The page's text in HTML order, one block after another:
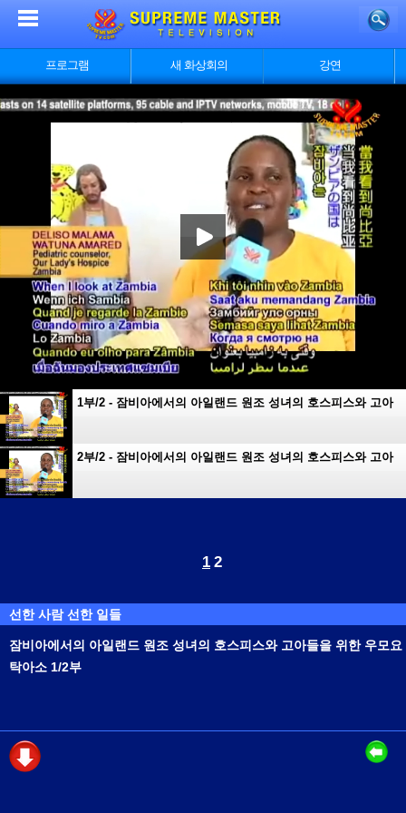
프로그램 새 화상회의 강연
1부/2 - 잠비아에서의 아일랜드 원조 성녀의 호스피스와 고아
2부/2 - 잠비아에서의 아일랜드 원조 성녀의 호스피스와 고아
1 2
선한 사람 선한 일들
잠비아에서의 아일랜드 원조 성녀의 호스피스와 고아들을 위한 우모요
탁아소 1/2부